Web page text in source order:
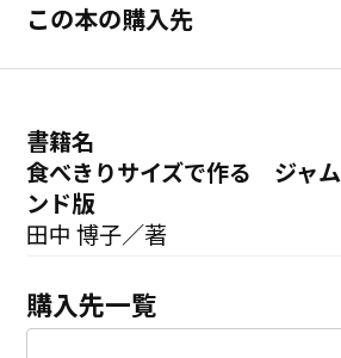
この本の購入先
書籍名
食べきりサイズで作る ジャ
ンド版
田中 博子／著
購入先一覧